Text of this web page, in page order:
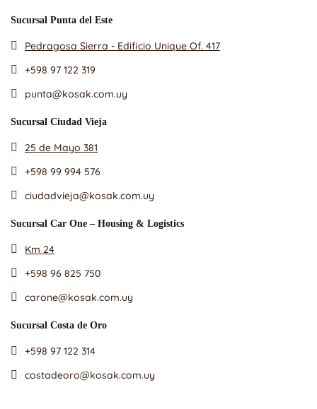
Sucursal Punta del Este
Pedragosa Sierra - Edificio Unique Of. 417
+598 97 122 319
punta@kosak.com.uy
Sucursal Ciudad Vieja
25 de Mayo 381
+598 99 994 576
ciudadvieja@kosak.com.uy
Sucursal Car One – Housing & Logistics
Km 24
+598 96 825 750
carone@kosak.com.uy
Sucursal Costa de Oro
+598 97 122 314
costadeoro@kosak.com.uy